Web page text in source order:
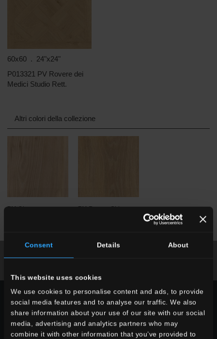
Consent Details About
This website uses cookies
We use cookies to personalise content and ads, to provide
social media features and to analyse our traffic. We also
share information about your use of our site with our social
media, advertising and analytics partners who may
combine it with other information that you’ve provided to
60x60 . 24"x24"
P013321 PV Rovere dei
Medici Studio Rett.
Altri colori della collezione
PVOlmo PVRovere Sbiancato
Broschüre Runterladen
WÄHLEN SIE EINE SERIE AUS:
verwendung
indoor